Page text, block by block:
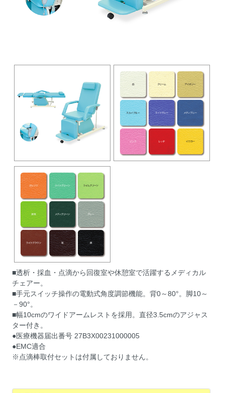
■透析・採血・点滴から回復室や休憩室で活躍するメディカル
チェアー。
■手元スイッチ操作の電動式角度調節機能。背0～80°。脚10～
－90°。
■幅10cmのワイドアームレストを採用。直径3.5cmのアジャス
ター付き。
●医療機器届出番号 27B3X00231000005
●EMC適合
※点滴棒取付セットは付属しておりません。